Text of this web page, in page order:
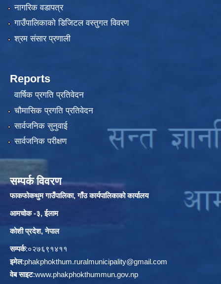
नागरिक वडापत्र
गाउँपालिकाको डिजिटल वस्तुगत विवरण
श्रम संसार प्रणाली
Reports
वार्षिक प्रगति प्रतिवेदन
चौमासिक प्रगति प्रतिवेदन
सार्वजनिक सुनुवाई
सार्वजनिक परीक्षण
सम्पर्क विवरण
फाकफोकथुम गाउँपालिका, गाँउ कार्यपालिकाको कार्यालय
आमचोक -३, ईलाम
कोशी प्रदेश, नेपाल
सम्पर्क:०२७६९१४११
इमेल:phakphokthum.ruralmunicipality@gmail.com
वेब साइट:www.phakphokthummun.gov.np